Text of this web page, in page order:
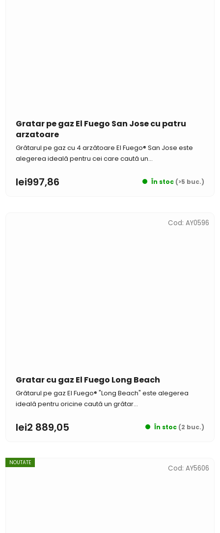
Gratar pe gaz El Fuego San Jose cu patru
arzatoare
În stoc (>5 buc.)
lei997,86
Grătarul pe gaz cu 4 arzătoare El Fuego® San Jose este
alegerea ideală pentru cei care caută un...
Gratar cu gaz El Fuego Long Beach
În stoc (2 buc.)
lei2 889,05
Grătarul pe gaz El Fuego® "Long Beach" este alegerea
ideală pentru oricine caută un grătar...
Cod: AY0596
NOUTATE
Cod: AY5606